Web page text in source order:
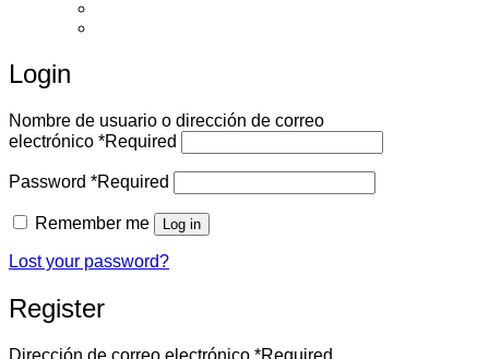
Login
Nombre de usuario o dirección de correo
electrónico *Required
Password *Required
Remember me Log in
Lost your password?
Register
Dirección de correo electrónico *Required